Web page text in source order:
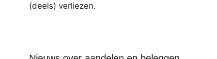
(deels) verliezen.